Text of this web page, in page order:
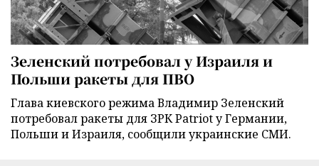
Зеленский потребовал у Израиля и
Польши ракеты для ПВО
Глава киевского режима Владимир Зеленский
потребовал ракеты для ЗРК Patriot у Германии,
Польши и Израиля, сообщили украинские СМИ.